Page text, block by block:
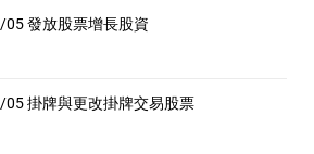
發放股票增長股資
掛牌與更改掛牌交易股票